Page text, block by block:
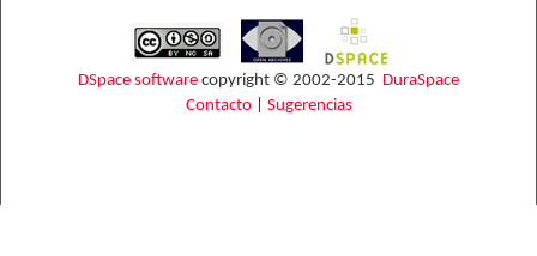
DSpace software copyright © 2002-2015 DuraSpace
Contacto| Sugerencias